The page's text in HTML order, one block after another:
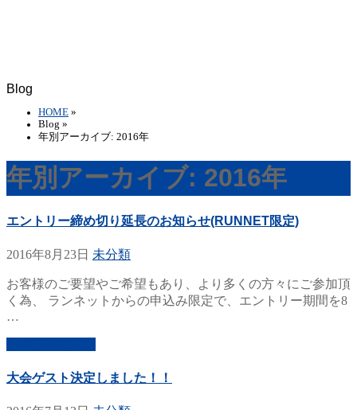
Blog
HOME »
Blog »
年別アーカイブ: 2016年
年別アーカイブ: 2016年
エントリー締め切り延長のお知らせ(RUNNET限定)
2016年8月23日 未分類
お客様のご要望やご希望もあり、より多くの方々にご参加頂
く為、 ランネットからの申込み限定で、エントリー期間を8
…
大会ゲスト決定しました！！